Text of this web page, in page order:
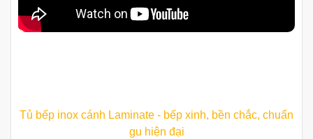
Tủ bếp inox cánh Laminate - bếp xinh, bền chắc, chuẩn
gu hiện đại